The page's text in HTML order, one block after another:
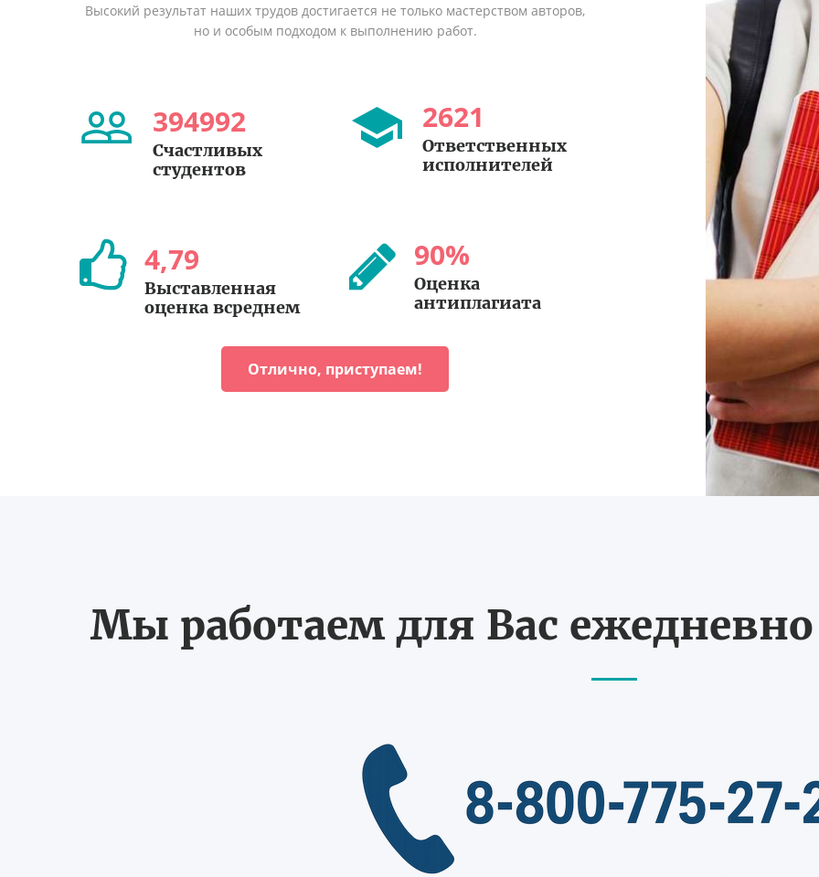
Высокий результат наших трудов достигается не только мастерством авторов,
но и особым подходом к выполнению работ.
394992
Счастливых
студентов
2621
Ответственных
исполнителей
4,79
Выставленная
оценка всреднем
90%
Оценка
антиплагиата
Отлично, приступаем!
Мы работаем для Вас ежедневно